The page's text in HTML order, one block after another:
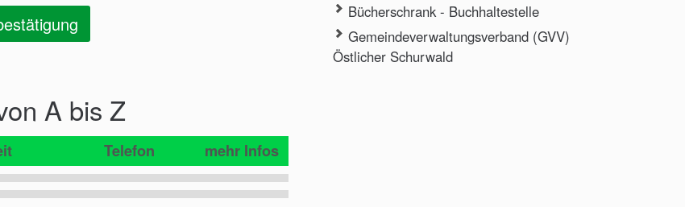
A bis Z
Telefon mehr Infos
Bücherschrank - Buchhaltestelle
Gemeindeverwaltungsverband (GVV)
Östlicher Schurwald